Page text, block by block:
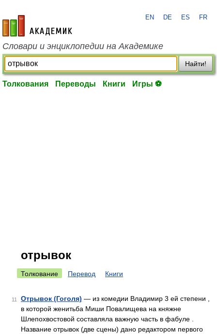
academic.ru
EN DE ES FR
Словари и энциклопедии на Академике
Найти!
Толкования Переводы Книги Игры ⚽
отрывок
Толкование Перевод Книги
11 Отрывок (Гоголя) — из комедии Владимир 3 ей степени ,
в которой женитьба Миши Повалищева на княжне
Шлепохвостовой составляла важную часть в фабуле .
Название отрывок (две сцены) дано редактором первого